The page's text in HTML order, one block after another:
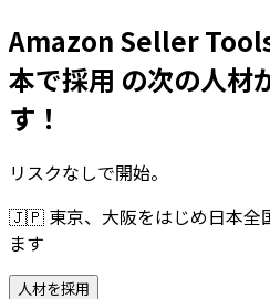
Amazon Seller
本で採用 の次の人材
す！
リスクなしで開始。
🇯🇵 東京、大阪をはじめ日本
ます
人材を採用